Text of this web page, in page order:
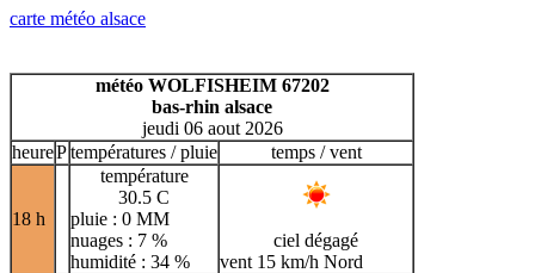
H
I J K L M
N
T
U
V
W X Y Z
carte météo alsace
météo WOLFISHEIM 67202
bas-rhin alsace
jeudi 06 aout 2026
heurePtempératures / pluie temps / vent
18 h
température
30.5 C
pluie : 0 MM
nuages : 7 %
humidité : 34 %
ciel dégagé
vent 15 km/h Nord